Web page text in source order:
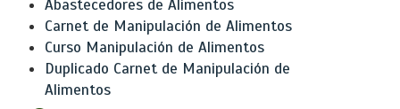
Abastecedores de Alimentos
Carnet de Manipulación de Alimentos
Curso Manipulación de Alimentos
Duplicado Carnet de Manipulación de
Alimentos